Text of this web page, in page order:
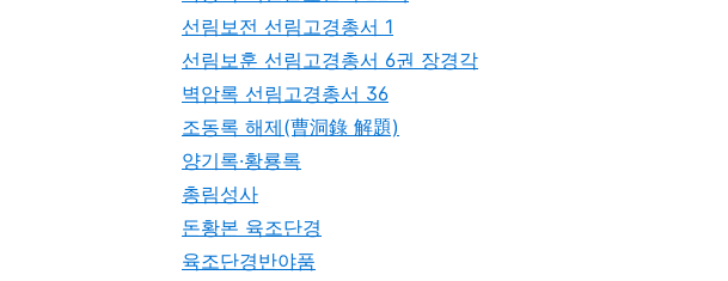
선림보전 선림고경총서 1
선림보훈 선림고경총서 6권 장경각
벽암록 선림고경총서 36
조동록 해제(曹洞錄 解題)
양기록·황룡록
총림성사
돈황본 육조단경
육조단경반야품